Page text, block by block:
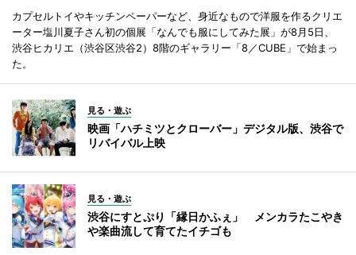
カプセルトイやキッチンペーパーなど、身近なもので洋服を作るクリエ
ーター塩川夏子さん初の個展「なんでも服にしてみた展」が8月5日、
渋谷ヒカリエ（渋谷区渋谷2）8階のギャラリー「8／CUBE」で始まっ
た。
見る・遊ぶ
映画「ハチミツとクローバー」デジタル版、渋谷で
リバイバル上映
見る・遊ぶ
渋谷にすとぷり「縁日かふぇ」 メンカラたこやき
や楽曲流して育てたイチゴも